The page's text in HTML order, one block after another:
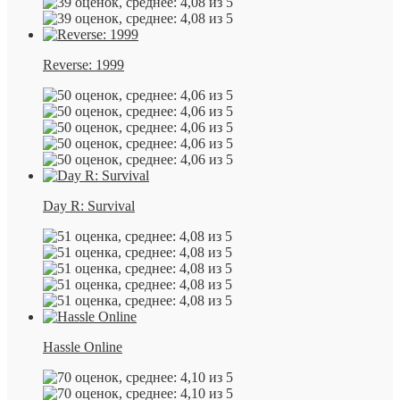
Reverse: 1999
Day R: Survival
Hassle Online